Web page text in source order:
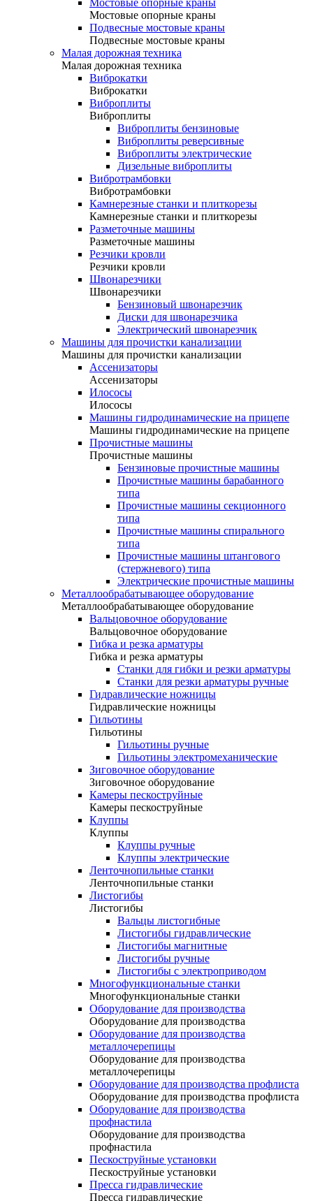
Мостовые опорные краны
Мостовые опорные краны
Подвесные мостовые краны
Подвесные мостовые краны
Малая дорожная техника
Малая дорожная техника
Виброкатки
Виброкатки
Виброплиты
Виброплиты
Виброплиты бензиновые
Виброплиты реверсивные
Виброплиты электрические
Дизельные виброплиты
Вибротрамбовки
Вибротрамбовки
Камнерезные станки и плиткорезы
Камнерезные станки и плиткорезы
Разметочные машины
Разметочные машины
Резчики кровли
Резчики кровли
Швонарезчики
Швонарезчики
Бензиновый швонарезчик
Диски для швонарезчика
Электрический швонарезчик
Машины для прочистки канализации
Машины для прочистки канализации
Ассенизаторы
Ассенизаторы
Илососы
Илососы
Машины гидродинамические на прицепе
Машины гидродинамические на прицепе
Прочистные машины
Прочистные машины
Бензиновые прочистные машины
Прочистные машины барабанного
типа
Прочистные машины секционного
типа
Прочистные машины спирального
типа
Прочистные машины штангового
(стержневого) типа
Электрические прочистные машины
Металлообрабатывающее оборудование
Металлообрабатывающее оборудование
Вальцовочное оборудование
Вальцовочное оборудование
Гибка и резка арматуры
Гибка и резка арматуры
Станки для гибки и резки арматуры
Станки для резки арматуры ручные
Гидравлические ножницы
Гидравлические ножницы
Гильотины
Гильотины
Гильотины ручные
Гильотины электромеханические
Зиговочное оборудование
Зиговочное оборудование
Камеры пескоструйные
Камеры пескоструйные
Клуппы
Клуппы
Клуппы ручные
Клуппы электрические
Ленточнопильные станки
Ленточнопильные станки
Листогибы
Листогибы
Вальцы листогибные
Листогибы гидравлические
Листогибы магнитные
Листогибы ручные
Листогибы с электроприводом
Многофункциональные станки
Многофункциональные станки
Оборудование для производства
Оборудование для производства
Оборудование для производства
металлочерепицы
Оборудование для производства
металлочерепицы
Оборудование для производства профлиста
Оборудование для производства профлиста
Оборудование для производства
профнастила
Оборудование для производства
профнастила
Пескоструйные установки
Пескоструйные установки
Пресса гидравлические
Пресса гидравлические